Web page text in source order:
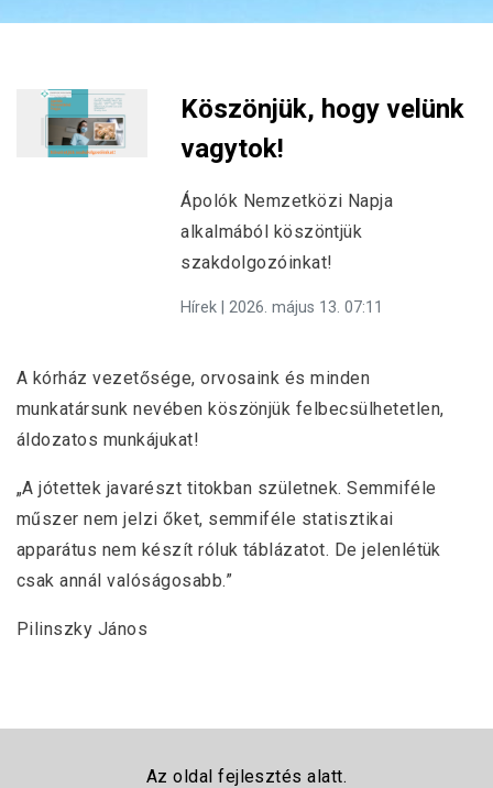
Köszönjük, hogy velünk
vagytok!
Ápolók Nemzetközi Napja
alkalmából köszöntjük
szakdolgozóinkat!
Hírek | 2026. május 13. 07:11
A kórház vezetősége, orvosaink és minden
munkatársunk nevében köszönjük felbecsülhetetlen,
áldozatos munkájukat!
„A jótettek javarészt titokban születnek. Semmiféle
műszer nem jelzi őket, semmiféle statisztikai
apparátus nem készít róluk táblázatot. De jelenlétük
csak annál valóságosabb.”
Pilinszky János
Az oldal fejlesztés alatt.